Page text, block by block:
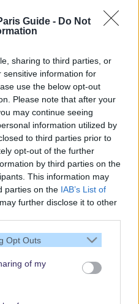
Guide - Do Not
sharing to third parties, or
sensitive information for
use the below opt-out
Please note that after your
may continue seeing
information utilized by
to third parties prior to
opt-out of the further
by third parties on the
This information may
parties on the IAB’s List of
further disclose it to other
Opt Outs
of my
Vielen Dank,
dass Du unsere
Schau regelmäßig